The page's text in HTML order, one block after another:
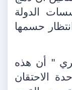
الدولة
حسمها
" أن هذه
الاحتقان